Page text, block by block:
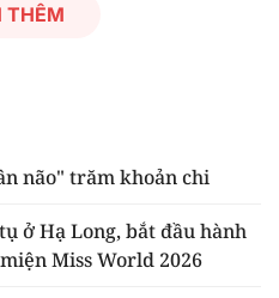
THÊM
não" trăm khoản chi
ở Hạ Long, bắt đầu hành
Miss World 2026